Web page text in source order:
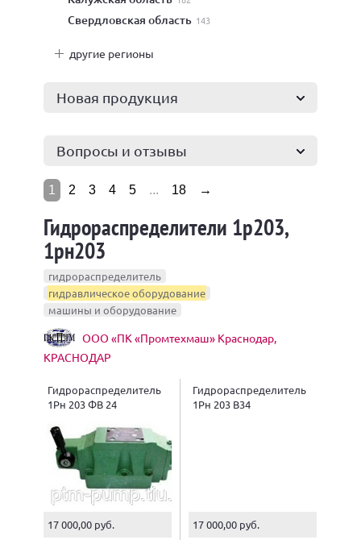
Свердловская область 143
другие регионы
Новая продукция
Вопросы и отзывы
1 2 3 4 5 ... 18 →
Гидрораспределители 1р203,
1рн203
гидрораспределитель
гидравлическое оборудование
машины и оборудование
ООО «ПК «Промтехмаш» Краснодар,
КРАСНОДАР
Гидрораспределитель
1Рн 203 ФВ 24
17 000,00 руб.
Гидрораспределитель
1Рн 203 В34
17 000,00 руб.